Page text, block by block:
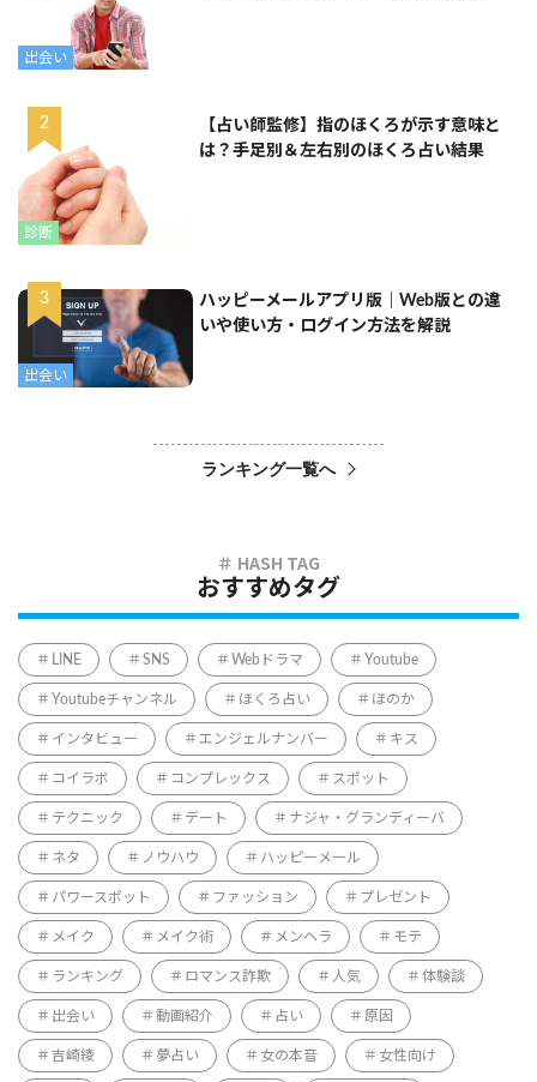
出会い
診断
【占い師監修】指のほくろが示す意味と
は？手足別＆左右別のほくろ占い結果
出会い
ハッピーメールアプリ版｜Web版との違
いや使い方・ログイン方法を解説
ランキング一覧へ
おすすめタグ
LINE SNS Webドラマ Youtube
Youtubeチャンネル ほくろ占い ほのか
インタビュー エンジェルナンバー キス
コイラボ コンプレックス スポット
テクニック デート ナジャ・グランディーバ
ネタ ノウハウ ハッピーメール
パワースポット ファッション プレゼント
メイク メイク術 メンヘラ モテ
ランキング ロマンス詐欺 人気 体験談
出会い 動画紹介 占い 原因
吉崎綾 夢占い 女の本音 女性向け